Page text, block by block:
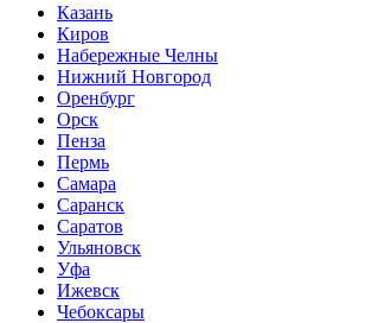
Казань
Киров
Набережные Челны
Нижний Новгород
Оренбург
Орск
Пенза
Пермь
Самара
Саранск
Саратов
Ульяновск
Уфа
Ижевск
Чебоксары